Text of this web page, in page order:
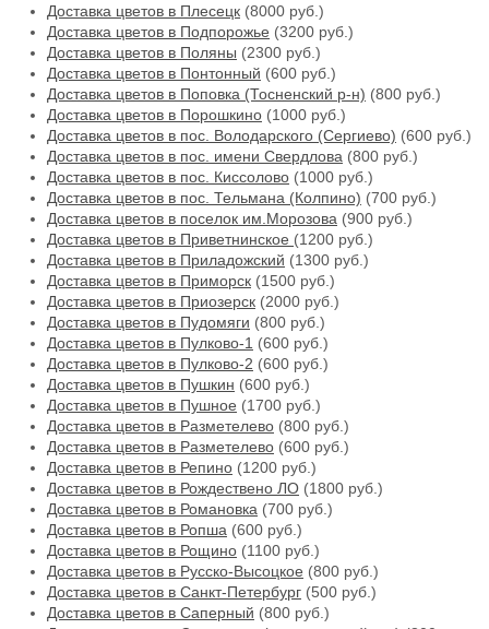
Доставка цветов в Плесецк (8000 руб.)
Доставка цветов в Подпорожье (3200 руб.)
Доставка цветов в Поляны (2300 руб.)
Доставка цветов в Понтонный (600 руб.)
Доставка цветов в Поповка (Тосненский р-н) (800 руб.)
Доставка цветов в Порошкино (1000 руб.)
Доставка цветов в пос. Володарского (Сергиево) (600 руб.)
Доставка цветов в пос. имени Свердлова (800 руб.)
Доставка цветов в пос. Киссолово (1000 руб.)
Доставка цветов в пос. Тельмана (Колпино) (700 руб.)
Доставка цветов в поселок им.Морозова (900 руб.)
Доставка цветов в Приветнинское (1200 руб.)
Доставка цветов в Приладожский (1300 руб.)
Доставка цветов в Приморск (1500 руб.)
Доставка цветов в Приозерск (2000 руб.)
Доставка цветов в Пудомяги (800 руб.)
Доставка цветов в Пулково-1 (600 руб.)
Доставка цветов в Пулково-2 (600 руб.)
Доставка цветов в Пушкин (600 руб.)
Доставка цветов в Пушное (1700 руб.)
Доставка цветов в Разметелево (800 руб.)
Доставка цветов в Разметелево (600 руб.)
Доставка цветов в Репино (1200 руб.)
Доставка цветов в Рождествено ЛО (1800 руб.)
Доставка цветов в Романовка (700 руб.)
Доставка цветов в Ропша (600 руб.)
Доставка цветов в Рощино (1100 руб.)
Доставка цветов в Русско-Высоцкое (800 руб.)
Доставка цветов в Санкт-Петербург (500 руб.)
Доставка цветов в Саперный (800 руб.)